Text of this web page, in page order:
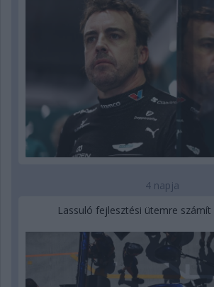
4 napja
Lassuló fejlesztési ütemre számít